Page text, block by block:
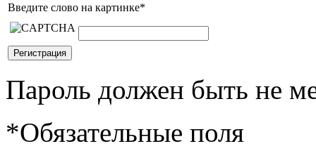
Введите слово на картинке*
Пароль должен быть не
*Обязательные поля